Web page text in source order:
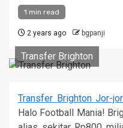
1 min read
2 years ago bgpanji
Transfer Brighton
Transfer Brighton Jor-
Halo Football Mania!